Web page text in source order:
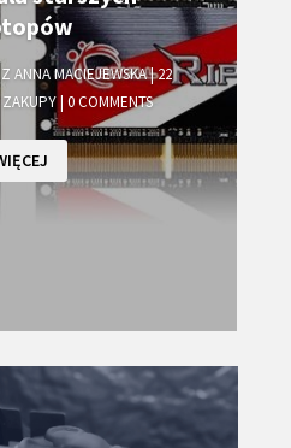
ANNA MACIEJEWSKA|22
ZAKUPY| 0 COMMENTS